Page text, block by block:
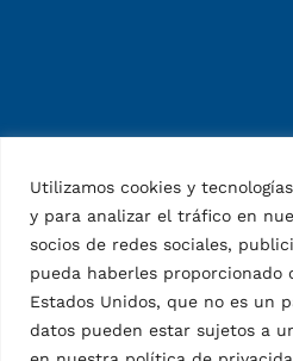
Utilizamos cookies y
y para analizar el tráfico en
socios de redes sociales,
pueda haberles
Estados Unidos, que no es un
datos pueden estar sujetos a